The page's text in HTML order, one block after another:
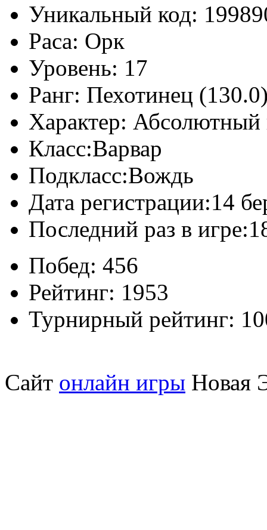
Уникальный код:
Раса: Орк
Уровень: 17
Ранг: Пехотинец
Характер: Абсолютный
Класс:Варвар
Подкласс:Вождь
Дата регистрации:14
Последний раз в игре:
Побед: 456
Рейтинг: 1953
Турнирный рейтинг:
Сайт онлайн игры Новая